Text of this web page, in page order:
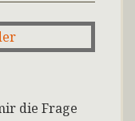
die Frage